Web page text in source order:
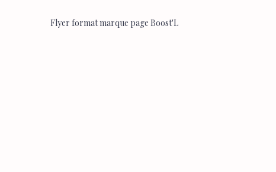
Flyer format marque page Boost'L